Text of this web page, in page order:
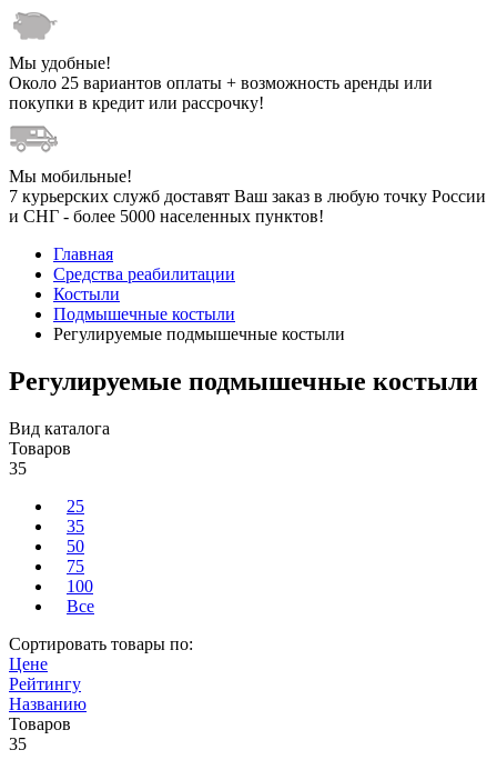
Мы удобные!
Около 25 вариантов оплаты + возможность аренды или
покупки в кредит или рассрочку!
Мы мобильные!
7 курьерских служб доставят Ваш заказ в любую точку России
и СНГ - более 5000 населенных пунктов!
Главная
Средства реабилитации
Костыли
Подмышечные костыли
Регулируемые подмышечные костыли
Регулируемые подмышечные костыли
Вид каталога
Товаров
35
25
35
50
75
100
Все
Сортировать товары по:
Цене
Рейтингу
Названию
Товаров
35